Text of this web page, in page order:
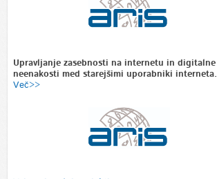
Upravljanje zasebnosti na internetu in digitalne
neenakosti med starejšimi uporabniki interneta.
Več>>